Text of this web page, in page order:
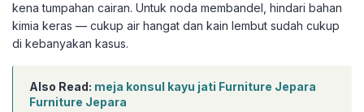
kena tumpahan cairan. Untuk noda membandel, hindari bahan
kimia keras — cukup air hangat dan kain lembut sudah cukup
di kebanyakan kasus.
Also Read: meja konsul kayu jati Furniture Jepara
Furniture Jepara